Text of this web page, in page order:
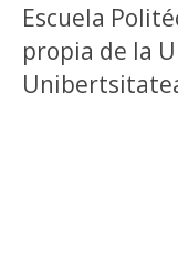
Escuela
propia de la